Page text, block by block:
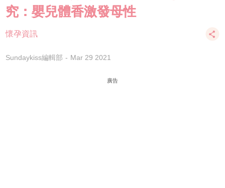
究：嬰兒體香激發母性
懷孕資訊
Sundaykiss編輯部 Mar 29 2021
廣告